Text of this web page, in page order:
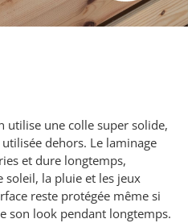
utilise une colle super solide,
dehors. Le laminage
et dure longtemps,
la pluie et les jeux
reste protégée même si
son look pendant longtemps.